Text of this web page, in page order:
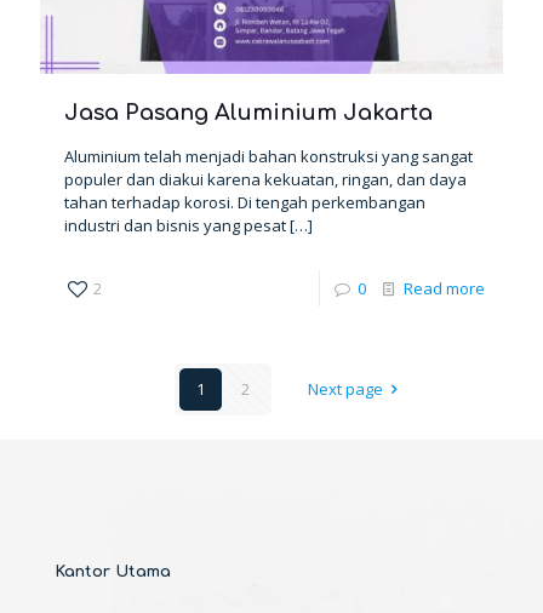
Jasa Pasang Aluminium Jakarta
Aluminium telah menjadi bahan konstruksi yang sangat
populer dan diakui karena kekuatan, ringan, dan daya
tahan terhadap korosi. Di tengah perkembangan
industri dan bisnis yang pesat[…]
2 0 Read more
1 2 Next page
Kantor Utama